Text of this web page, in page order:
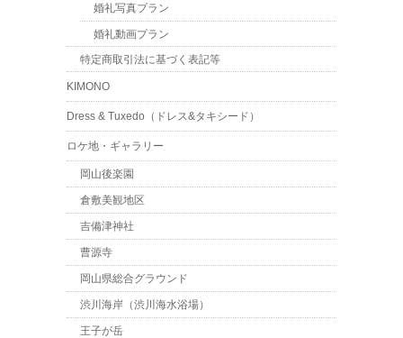
婚礼写真プラン
婚礼動画プラン
特定商取引法に基づく表記等
KIMONO
Dress & Tuxedo（ドレス&タキシード）
ロケ地・ギャラリー
岡山後楽園
倉敷美観地区
吉備津神社
曹源寺
岡山県総合グラウンド
渋川海岸（渋川海水浴場）
王子が岳